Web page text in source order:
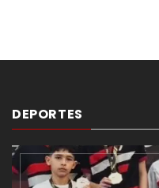
DEPORTES